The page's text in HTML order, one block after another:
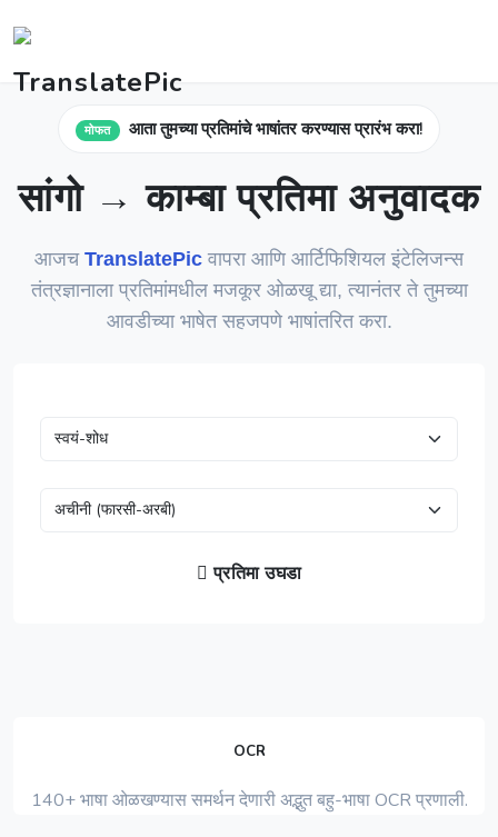
मोफत आता तुमच्या प्रतिमांचे भाषांतर करण्यास प्रारंभ करा!
सांगो → काम्बा प्रतिमा अनुवादक
आजच TranslatePic वापरा आणि आर्टिफिशियल इंटेलिजन्स
तंत्रज्ञानाला प्रतिमांमधील मजकूर ओळखू द्या, त्यानंतर ते तुमच्या
आवडीच्या भाषेत सहजपणे भाषांतरित करा.
प्रतिमा उघडा
OCR
140+ भाषा ओळखण्यास समर्थन देणारी अद्भुत बहु-भाषा OCR प्रणाली.